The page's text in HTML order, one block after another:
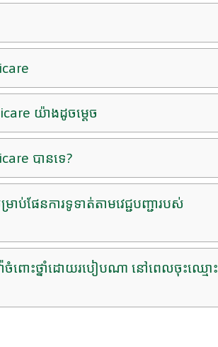
យ៉ាងដូចម្តេច
បានទេ?
ប់ផែនការទូទាត់តាមវេជ្ជបញ្ជារបស់
ាចំពោះថ្នាំដោយរបៀបណា នៅពេលចុះឈ្មោះ